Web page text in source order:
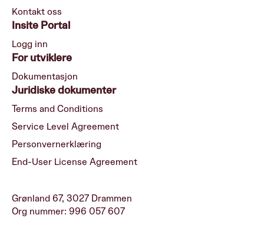
Kontakt oss
Insite Portal
Logg inn
For utviklere
Dokumentasjon
Juridiske dokumenter
Terms and Conditions
Service Level Agreement
Personvernerklæring
End-User License Agreement
Grønland 67, 3027 Drammen
Org nummer: 996 057 607